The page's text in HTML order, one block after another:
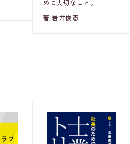
めに大切なこと。
著 岩井俊憲